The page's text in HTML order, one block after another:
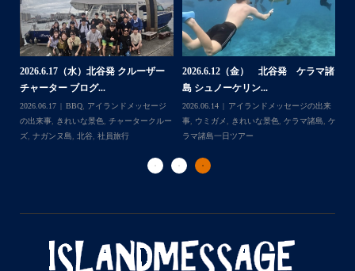
2026.6.17（水）北谷発 クルーザー
チャーター ブログ...
2026.06.17 BBQ, アイランドメッセージ
の出来事, きれいな景色, チャータークルー
ズ, ナガンヌ島, 北谷, 社員旅行
2026.6.12（金） 北谷発 ケラマ諸
島 シュノーケリン...
2026.06.14
アイランドメッセージの出来
事, ウミガメ, きれいな景色, ケラマ諸島, ケ
ラマ諸島一日ツアー